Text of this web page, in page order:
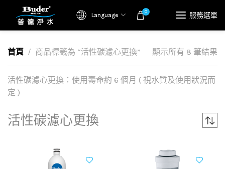
Language 0 服務選單
首頁 商品標籤為 “活性碳濾心更換” 顯示所有 8 筆結果
活性碳濾心更換：使用壽命約 6 個月 ( 視水質及使用狀況而
定 )
活性碳濾心更換